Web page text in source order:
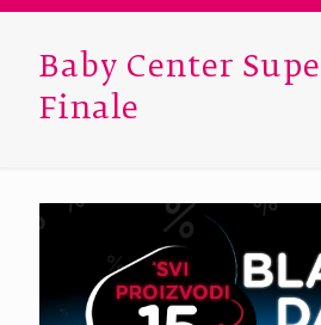
Baby Center
Finale